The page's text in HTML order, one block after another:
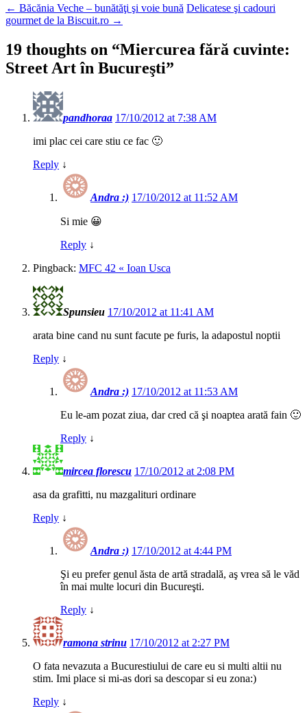
← Băcănia Veche – bunătăţi şi voie bună Delicatese şi cadouri
gourmet de la Biscuit.ro →
19 thoughts on “Miercurea fără cuvinte:
Street Art în Bucureşti”
pandhoraa 17/10/2012 at 7:38 AM
imi plac cei care stiu ce fac 🙂
Reply ↓
Andra :) 17/10/2012 at 11:52 AM
Si mie 😀
Reply ↓
Pingback: MFC 42 « Ioan Usca
Spunsieu 17/10/2012 at 11:41 AM
arata bine cand nu sunt facute pe furis, la adapostul noptii
Reply ↓
Andra :) 17/10/2012 at 11:53 AM
Eu le-am pozat ziua, dar cred că şi noaptea arată fain 🙂
Reply ↓
mircea florescu 17/10/2012 at 2:08 PM
asa da grafitti, nu mazgalituri ordinare
Reply ↓
Andra :) 17/10/2012 at 4:44 PM
Şi eu prefer genul ăsta de artă stradală, aş vrea să le văd
în mai multe locuri din Bucureşti.
Reply ↓
ramona strinu 17/10/2012 at 2:27 PM
O fata nevazuta a Bucurestiului de care eu si multi altii nu
stim. Imi place si mi-as dori sa descopar si eu zona:)
Reply ↓